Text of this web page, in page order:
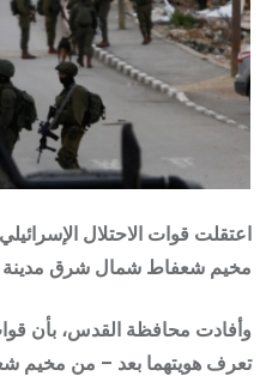
اعتقلت قوات الاحتلال
مخيم شعفاط شمال شرق
وأفادت محافظة القدس، بأن
تعرف هويتهما بعد – من مخيم